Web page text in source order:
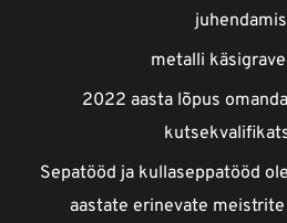
metalli
2022 aasta lõpus
Sepatööd ja kullaseppatööd
aastate erinevate